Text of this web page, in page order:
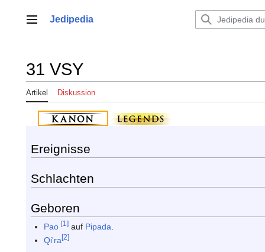
springenHauptmenü
Jedipedia
31 VSY
Artikel Diskussion
Ereignisse
Schlachten
Geboren
Pao [1] auf Pipada
Qi'ra[2]